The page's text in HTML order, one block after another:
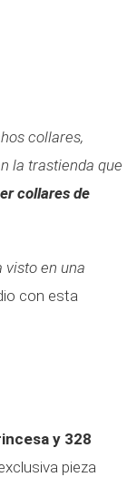
collares,
la trastienda que
collares de
visto en una
con esta
y 328
pieza